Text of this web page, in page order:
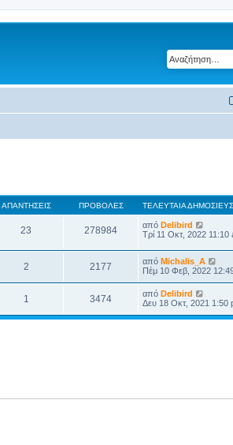
ΑΠΑΝΤΉΣΕΙΣ ΠΡΟΒΟΛΈΣ ΤΕΛΕΥΤΑΊΑ
23 278984 από Delibird
Τρί 11 Οκτ, 2022 11:10
2 2177 από Michalis_A
Πέμ 10 Φεβ, 2022
1 3474 από Delibird
Δευ 18 Οκτ, 2021 1:50